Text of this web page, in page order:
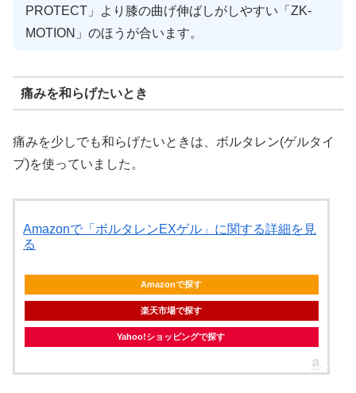
PROTECT」より膝の曲げ伸ばしがしやすい「ZK-
MOTION」のほうが合います。
痛みを和らげたいとき
痛みを少しでも和らげたいときは、ボルタレン(ゲルタイ
プ)を使っていました。
Amazonで「ボルタレンEXゲル」に関する詳細を見
る
Amazonで探す
楽天市場で探す
Yahoo!ショッピングで探す